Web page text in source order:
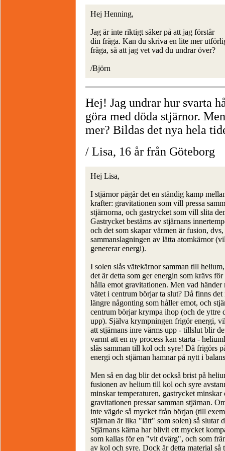
Hej Henning,
Jag är inte riktigt säker på att jag förstår
din fråga. Kan du skriva en lite mer
fråga, så att jag vet vad du undrar över?
/Björn
Hej! Jag undrar hur svarta
göra med döda stjärnor.
mer? Bildas det nya hela
/ Lisa, 16 år från Göteborg
Hej Lisa,
I stjärnor pågår det en ständig kamp
krafter: gravitationen som vill pressa
stjärnorna, och gastrycket som vill slita
Gastrycket bestäms av stjärnans
och det som skapar värmen är fusion, dvs,
sammanslagningen av lätta atomkärnor
genererar energi).
I solen slås vätekärnor samman till
det är detta som ger energin som krävs för
hålla emot gravitationen. Men vad händer
vätet i centrum börjar ta slut? Då finns det
längre någonting som håller emot, och
centrum börjar krympa ihop (och de yttre
upp). Själva krympningen frigör energi,
att stjärnans inre värms upp - tillslut blir
varmt att en ny process kan starta -
slås samman till kol och syre! Då frigörs
energi och stjärnan hamnar på nytt i
Men så en dag blir det också brist på
fusionen av helium till kol och syre
minskar temperaturen, gastrycket minskar
gravitationen pressar samman stjärnan.
inte vägde så mycket från början (till
stjärnan är lika "lätt" som solen) så slutar
Stjärnans kärna har blivit ett mycket
som kallas för en "vit dvärg", och som
av kol och syre. Dock är detta material så